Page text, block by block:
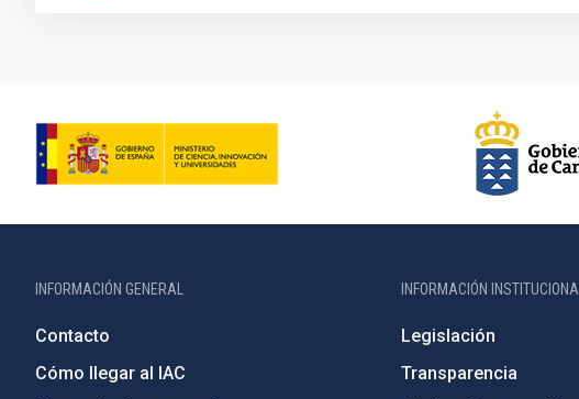
INFORMACIÓN GENERAL
Contacto
Cómo llegar al IAC
INFORMACIÓN INSTITUCIONAL
Legislación
Transparencia